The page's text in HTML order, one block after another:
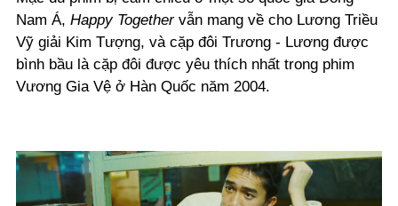
Nam Á, Happy Togethervẫn mang về cho Lương Triều
Vỹ giải Kim Tượng, và cặp đôi Trương - Lương được
bình bầu là cặp đôi được yêu thích nhất trong phim
Vương Gia Vệ ở Hàn Quốc năm 2004.